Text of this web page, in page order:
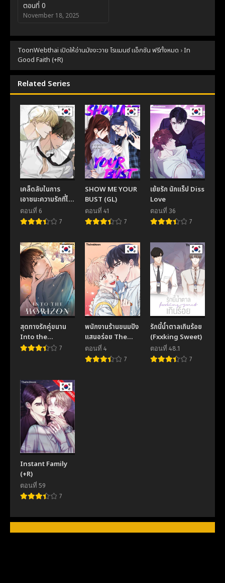
ตอนที่ 0
November 18, 2025
ToonWebthai เปิดให้อ่านมังงะวาย โรแมนซ์ แอ็กชัน ฟรีทั้งหมด ›In
Good Faith (+R)
Related Series
เคล็ดลับในการ
เอาชนะความรักที่ไม่
สมหวัง The
secret to
ตอนที่ 6
7
SHOW ME YOUR
BUST (GL)
ตอนที่ 41
7
เย้ยรัก นักแร็ป Diss
Love
ตอนที่ 36
7
สุดทางรักคู่ขนาน
Into the
horizon
7
พนักงานร้านขนมปัง
แสนอร่อย The
Delicious
Bakery’s Part
ตอนที่ 4
7
รักนี้น้ำตาลเกินร้อย
(Fxxking Sweet)
ตอนที่ 48.1
7
Instant Family
(+R)
ตอนที่ 59
7